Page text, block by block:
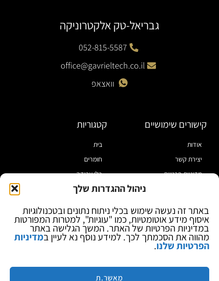
ניהול ההגדרות שלך
באתר זה נעשה שימוש בכלי ניתוח נתונים ובטכנולוגיות
איסוף מידע אוטומטיות, כמו "עוגיות", למטרות המפורטות
במדיניות הפרטיות של האתר. המשך הגלישה באתר
מהווה את הסכמתך לכך. למידע נוסף נא לעיין במדיניות
הפרטיות שלנו.
מאשר.ת
גבריאל-טק אלקטרוניקה
052-815-5587
office@gavrieltech.co.il
וואצאפ
קישורים שימושיים
אודות
יצירת קשר
מדיניות פרטיות
בלוג
קטגוריות
בית
חומרים
כלי עבודה
מוצרי הלחמה
ספקי כח ומודדים
ציוד אופטי להגדלה
מותגים